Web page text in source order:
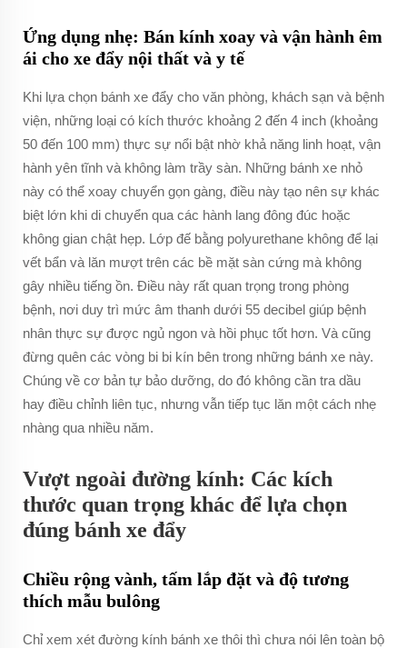
Ứng dụng nhẹ: Bán kính xoay và vận hành êm
ái cho xe đẩy nội thất và y tế
Khi lựa chọn bánh xe đẩy cho văn phòng, khách sạn và bệnh
viện, những loại có kích thước khoảng 2 đến 4 inch (khoảng
50 đến 100 mm) thực sự nổi bật nhờ khả năng linh hoạt, vận
hành yên tĩnh và không làm trầy sàn. Những bánh xe nhỏ
này có thể xoay chuyển gọn gàng, điều này tạo nên sự khác
biệt lớn khi di chuyển qua các hành lang đông đúc hoặc
không gian chật hẹp. Lớp đế bằng polyurethane không để lại
vết bẩn và lăn mượt trên các bề mặt sàn cứng mà không
gây nhiều tiếng ồn. Điều này rất quan trọng trong phòng
bệnh, nơi duy trì mức âm thanh dưới 55 decibel giúp bệnh
nhân thực sự được ngủ ngon và hồi phục tốt hơn. Và cũng
đừng quên các vòng bi bi kín bên trong những bánh xe này.
Chúng về cơ bản tự bảo dưỡng, do đó không cần tra dầu
hay điều chỉnh liên tục, nhưng vẫn tiếp tục lăn một cách nhẹ
nhàng qua nhiều năm.
Vượt ngoài đường kính: Các kích
thước quan trọng khác để lựa chọn
đúng bánh xe đẩy
Chiều rộng vành, tấm lắp đặt và độ tương
thích mẫu bulông
Chỉ xem xét đường kính bánh xe thôi thì chưa nói lên toàn bộ